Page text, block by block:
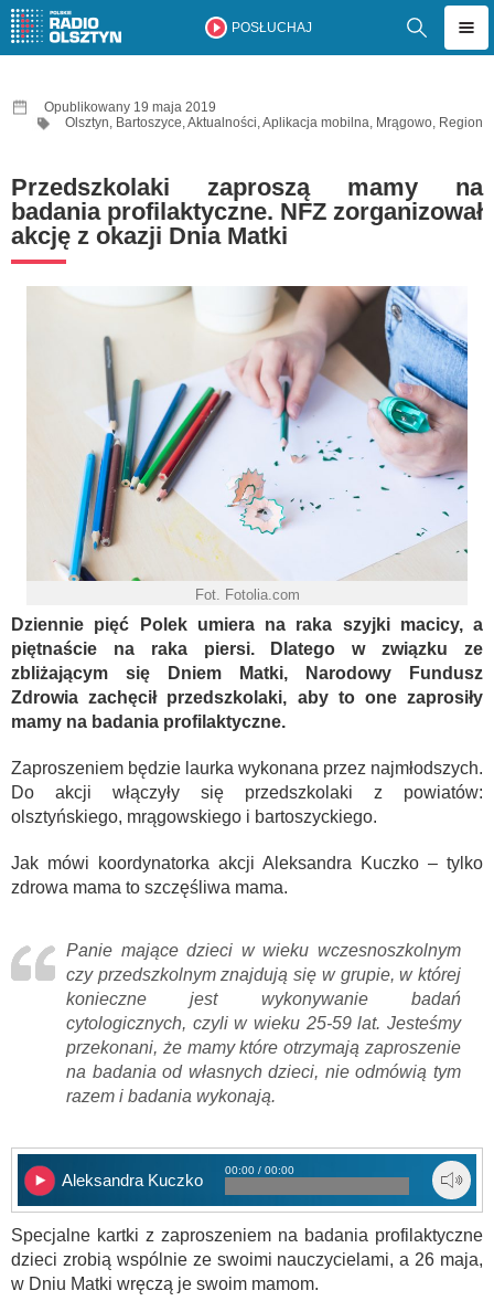
POSŁUCHAJ
Opublikowany 19 maja 2019
Olsztyn, Bartoszyce,Aktualności,Aplikacja mobilna, Mrągowo, Region
Przedszkolaki zaproszą mamy na
badania profilaktyczne. NFZ zorganizował
akcję z okazji Dnia Matki
Fot. Fotolia.com
Dziennie pięć Polek umiera na raka szyjki macicy, a
piętnaście na raka piersi. Dlatego w związku ze
zbliżającym się Dniem Matki, Narodowy Fundusz
Zdrowia zachęcił przedszkolaki, aby to one zaprosiły
mamy na badania profilaktyczne.
Zaproszeniem będzie laurka wykonana przez najmłodszych.
Do akcji włączyły się przedszkolaki z powiatów:
olsztyńskiego, mrągowskiego i bartoszyckiego.
Jak mówi koordynatorka akcji Aleksandra Kuczko – tylko
zdrowa mama to szczęśliwa mama.
Panie mające dzieci w wieku wczesnoszkolnym
czy przedszkolnym znajdują się w grupie, w której
konieczne jest wykonywanie badań
cytologicznych, czyli w wieku 25-59 lat. Jesteśmy
przekonani, że mamy które otrzymają zaproszenie
na badania od własnych dzieci, nie odmówią tym
razem i badania wykonają.
Aleksandra Kuczko
00:00 / 00:00
Specjalne kartki z zaproszeniem na badania profilaktyczne
dzieci zrobią wspólnie ze swoimi nauczycielami, a 26 maja,
w Dniu Matki wręczą je swoim mamom.